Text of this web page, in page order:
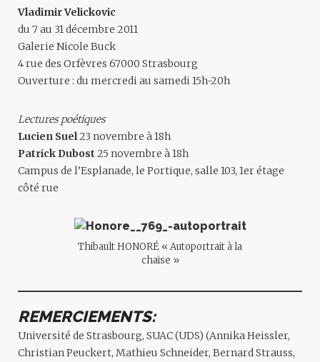
Vladimir Velickovic
du 7 au 31 décembre 2011
Galerie Nicole Buck
4 rue des Orfèvres 67000 Strasbourg
Ouverture : du mercredi au samedi 15h-20h
Lectures poétiques
Lucien Suel23 novembre à 18h
Patrick Dubost 25 novembre à 18h
Campus de l’Esplanade, le Portique, salle 103, 1er étage
côté rue
Thibault HONORÉ « Autoportrait à la
chaise »
REMERCIEMENTS:
Université de Strasbourg, SUAC (UDS) (Annika Heissler,
Christian Peuckert, Mathieu Schneider, Bernard Strauss,